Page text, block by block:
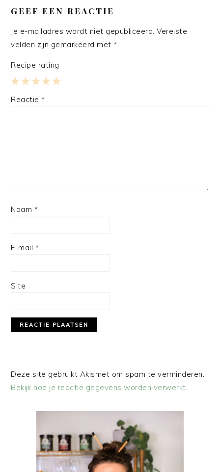
INTERACTIES
GEEF EEN REACTIE
Je e-mailadres wordt niet gepubliceerd. Vereiste
velden zijn gemarkeerd met*
Recipe rating
4
3
2
1
Reactie*
Naam *
E-mail *
Site
Deze site gebruikt Akismet om spam te verminderen.
Bekijk hoe je reactie gegevens worden verwerkt.